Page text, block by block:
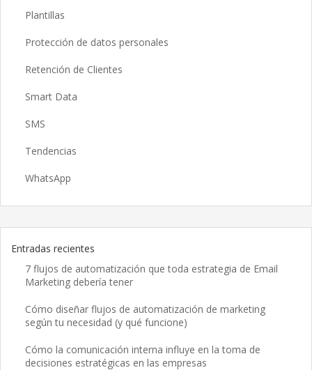
Plantillas
Protección de datos personales
Retención de Clientes
Smart Data
SMS
Tendencias
WhatsApp
Entradas recientes
7 flujos de automatización que toda estrategia de Email
Marketing debería tener
Cómo diseñar flujos de automatización de marketing
según tu necesidad (y qué funcione)
Cómo la comunicación interna influye en la toma de
decisiones estratégicas en las empresas